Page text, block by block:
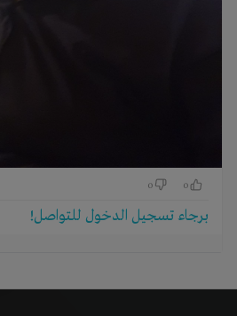
0
0
برجاء تسجيل الدخول للتواصل!